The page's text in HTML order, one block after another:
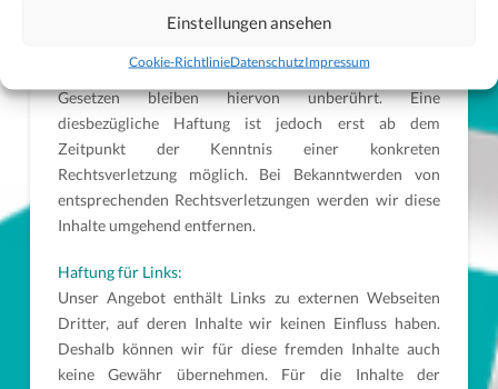
Einstellungen ansehen
Cookie-RichtlinieDatenschutzImpressum
auf eine rechtswidrige Tätigkeit hinweisen.
Nutzung von Informationen nach den allgemeinen
Gesetzen bleiben hiervon unberührt. Eine
diesbezügliche Haftung ist jedoch erst ab dem
Zeitpunkt der Kenntnis einer konkreten
Rechtsverletzung möglich. Bei Bekanntwerden von
entsprechenden Rechtsverletzungen werden wir diese
Inhalte umgehend entfernen.
Haftung für Links:
Unser Angebot enthält Links zu externen Webseiten
Dritter, auf deren Inhalte wir keinen Einfluss haben.
Deshalb können wir für diese fremden Inhalte auch
keine Gewähr übernehmen. Für die Inhalte der